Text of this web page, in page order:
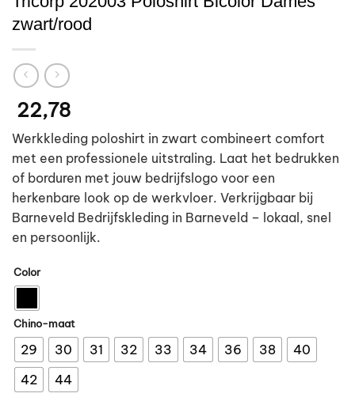
zwart/rood
22,78
Werkkleding poloshirt in zwart combineert comfort
met een professionele uitstraling. Laat het bedrukken
of borduren met jouw bedrijfslogo voor een
herkenbare look op de werkvloer. Verkrijgbaar bij
Barneveld Bedrijfskleding in Barneveld – lokaal, snel
en persoonlijk.
Color
Chino-maat
29 30 31 32 33 34 36 38
40
42
44